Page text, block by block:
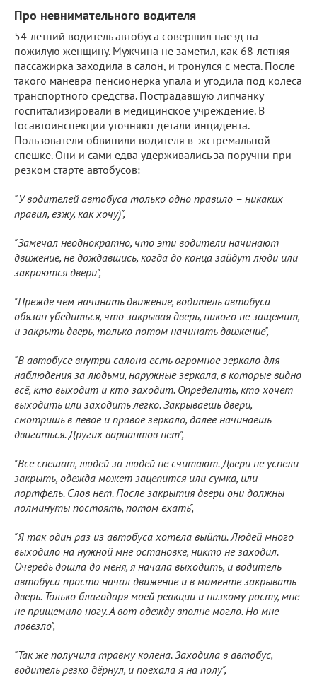
Про невнимательного водителя
54-летний водитель автобуса совершил наезд на
пожилую женщину. Мужчина не заметил, как 68-летняя
пассажирка заходила в салон, и тронулся с места. После
такого маневра пенсионерка упала и угодила под колеса
транспортного средства. Пострадавшую липчанку
госпитализировали в медицинское учреждение. В
Госавтоинспекции уточняют детали инцидента.
Пользователи обвинили водителя в экстремальной
спешке. Они и сами едва удерживались за поручни при
резком старте автобусов:
"У водителей автобуса только одно правило – никаких
правил, езжу, как хочу)",
"Замечал неоднократно, что эти водители начинают
движение, не дождавшись, когда до конца зайдут люди или
закроются двери",
"Прежде чем начинать движение, водитель автобуса
обязан убедиться, что закрывая дверь, никого не защемит,
и закрыть дверь, только потом начинать движение",
"В автобусе внутри салона есть огромное зеркало для
наблюдения за людьми, наружные зеркала, в которые видно
всё, кто выходит и кто заходит. Определить, кто хочет
выходить или заходить легко. Закрываешь двери,
смотришь в левое и правое зеркало, далее начинаешь
двигаться. Других вариантов нет",
"Все спешат, людей за людей не считают. Двери не успели
закрыть, одежда может зацепится или сумка, или
портфель. Слов нет. После закрытия двери они должны
полминуты постоять, потом ехать",
"Я так один раз из автобуса хотела выйти. Людей много
выходило на нужной мне остановке, никто не заходил.
Очередь дошла до меня, я начала выходить, и водитель
автобуса просто начал движение и в моменте закрывать
дверь. Только благодаря моей реакции и низкому росту, мне
не прищемило ногу. А вот одежду вполне могло. Но мне
повезло",
"Так же получила травму колена. Заходила в автобус,
водитель резко дёрнул, и поехала я на полу",